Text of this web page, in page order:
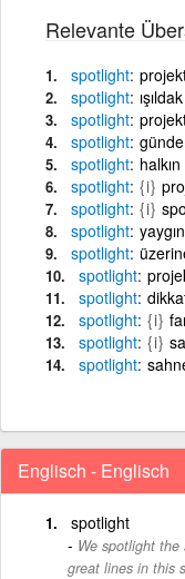
Relevante
spotlight
spotlight ışıldak
spotlight
spotlight
spotlight
spotlight {i}
spotlight {i}
spotlight
spotlight
spotlight
spotlight
spotlight {i}
spotlight {i}
spotlight
Englisch - Englisch
spotlight
We spotlight
great lines in this